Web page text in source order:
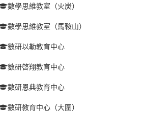
數學思維教室（火炭）
數學思維教室（馬鞍山）
數研以勒教育中心
數研啓翔教育中心
數研恩典教育中心
數研教育中心（大圍）